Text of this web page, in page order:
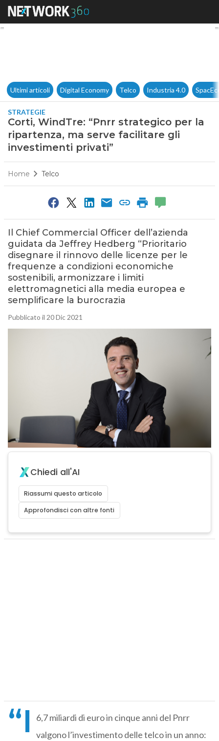
Corti, WindTre: “Pnrr
Ultimi articoli Digital Economy Telco Industria 4.0
STRATEGIE
Corti, WindTre: “Pnrr strategico per la
ripartenza, ma serve facilitare gli
investimenti privati”
Home Telco
Il Chief Commercial Officer dell’azienda
guidata da Jeffrey Hedberg “Prioritario
disegnare il rinnovo delle licenze per le
frequenze a condizioni economiche
sostenibili, armonizzare i limiti
elettromagnetici alla media europea e
semplificare la burocrazia
Pubblicato il 20 Dic 2021
Chiedi all'AI
Riassumi questo articolo
Approfondisci con altre fonti
“I
6,7 miliardi di euro in cinque anni del Pnrr
valgono l’investimento delle telco in un anno: